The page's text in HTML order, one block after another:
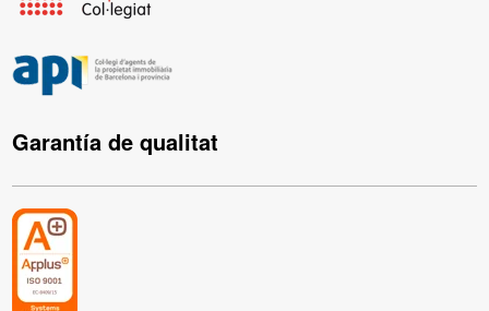
Garantía de qualitat